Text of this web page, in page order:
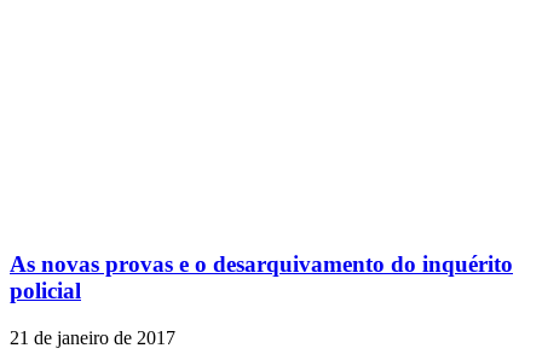
As novas provas e o desarquivamento do inquérito
policial
21 de janeiro de 2017